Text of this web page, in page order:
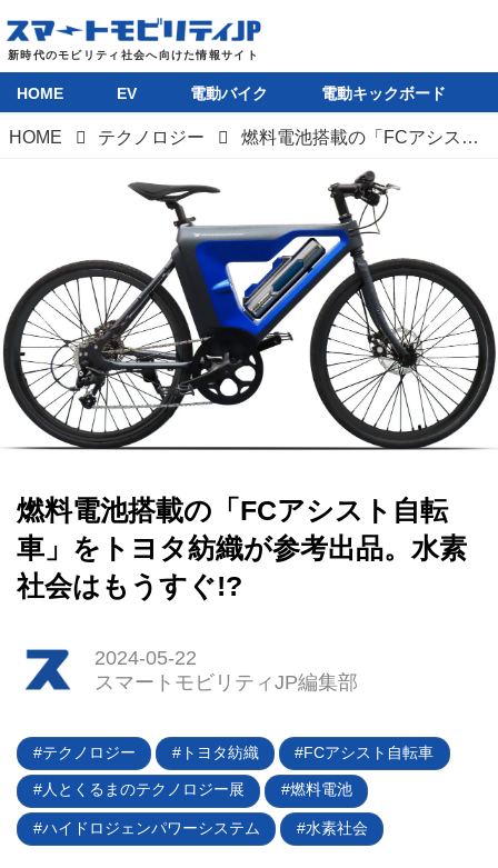
HOME
HOME EV 電動バイク 電動キックボード
HOME テクノロジー 燃料電池搭載の「FCアシスト自転車」をトヨタ紡織が参考出品。水素社会はもうすぐ!?
燃料電池搭載の「FCアシスト自転
車」をトヨタ紡織が参考出品。水素
社会はもうすぐ!?
2024-05-22
スマートモビリティJP編集部
テクノロジー トヨタ紡織 FCアシスト自転車
人とくるまのテクノロジー展 燃料電池
ハイドロジェンパワーシステム 水素社会